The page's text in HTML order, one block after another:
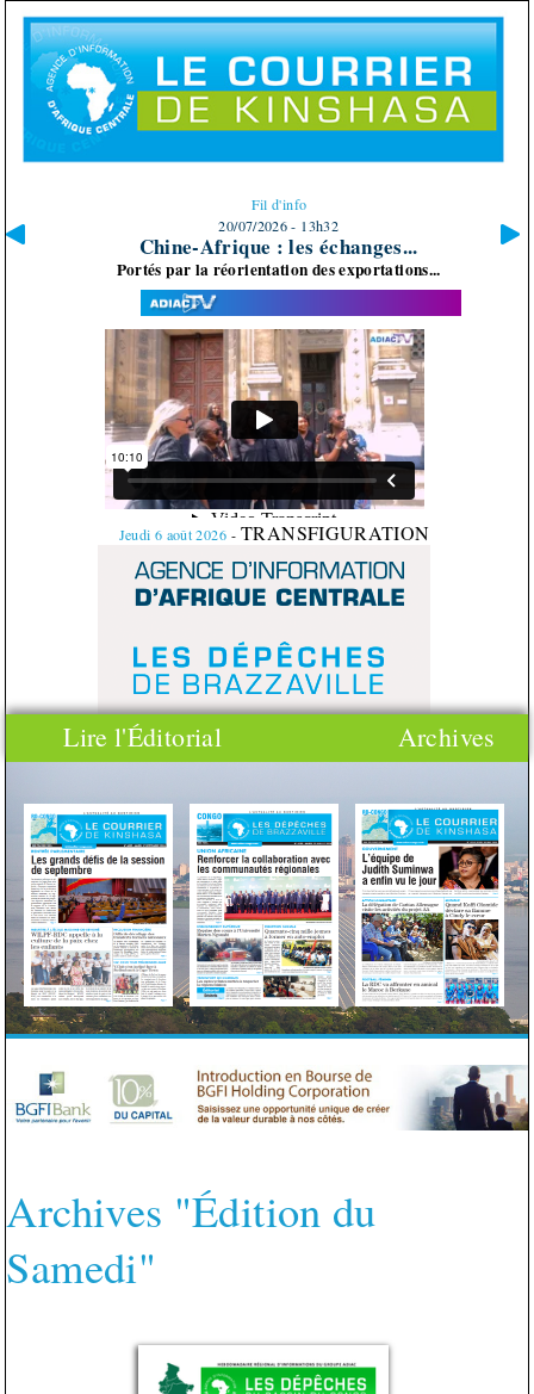
Fil d'info
20/07/2026 - 13h11
Développement du pays : « Nous...
Le chef de l’Etat, Denis Sassou N’Guesso, a...
Jeudi 6 août 2026-TRANSFIGURATION
Lire l'Éditorial Archives
Archives "Édition du
Samedi"